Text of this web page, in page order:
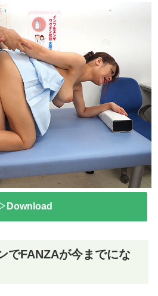
でFANZAが今までにな